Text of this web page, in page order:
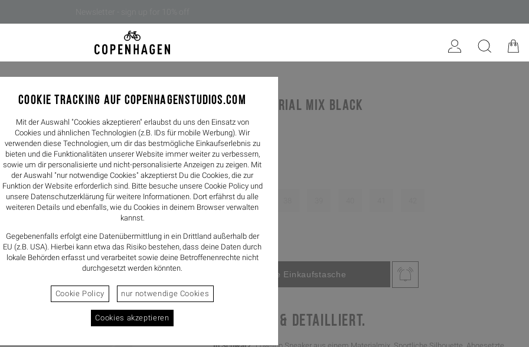
COOKIE TRACKING AUF COPENHAGENSTUDIOS.COM
Mit der Auswahl "Cookies akzeptieren" erlaubst du uns den Einsatz von
Cookies und ähnlichen Technologien (z.B. IDs für mobile Werbung). Wir
verwenden diese Technologien, um dir das bestmögliche Einkaufserlebnis zu
bieten und die Funktionalitäten unserer Website immer weiter zu verbessern,
sowie um dir personalisierte und nicht-personalisierte Anzeigen zu zeigen. Mit
der Auswahl "nur notwendige Cookies" akzeptierst Du die Cookies, die zur
Funktion der Website erforderlich sind. Bitte besuche unsere Cookie Policy und
unsere Datenschutzerklärung für weitere Informationen. Dort erfährst du alle
weiteren Details und ebenfalls, wie du Cookies in deinem Browser verwalten
kannst.
Gegebenenfalls erfolgt eine Datenübermittlung in ein Drittland außerhalb der
EU (z.B. USA). Hierbei kann etwa das Risiko bestehen, dass deine Daten durch
lokale Behörden erfasst und verarbeitet sowie deine Betroffenenrechte nicht
durchgesetzt werden könnten.
Cookie Policy nur notwendige Cookies
Cookies akzeptieren
CPH54 material mix black
229,00€
Farbe -
Größen
36 37
Größentabelle
SPORTLICH & DETAILLIERT.
In Schwarz.Low-top Sneaker aus einem Materialmix. Sportliche Silhouette. Abgesetzte